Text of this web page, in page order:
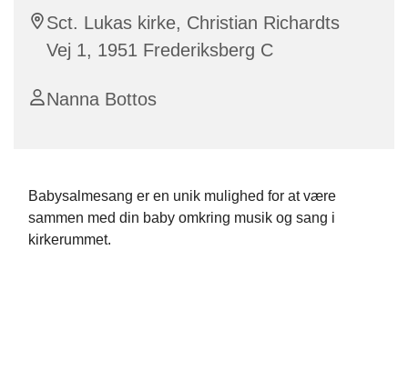
Sct. Lukas kirke, Christian Richardts
Vej 1, 1951 Frederiksberg C
Nanna Bottos
Babysalmesang er en unik mulighed for at være
sammen med din baby omkring musik og sang i
kirkerummet.